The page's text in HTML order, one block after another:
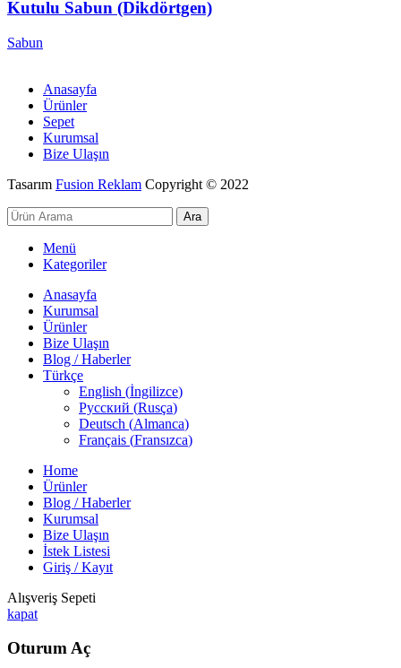
Kutulu Sabun (Dikdörtgen)
Sabun
Anasayfa
Ürünler
Sepet
Kurumsal
Bize Ulaşın
Tasarım Fusion Reklam Copyright © 2022
Ara
Menü
Kategoriler
Anasayfa
Kurumsal
Ürünler
Bize Ulaşın
Blog / Haberler
Türkçe
English (İngilizce)
Русский (Rusça)
Deutsch (Almanca)
Français (Fransızca)
Home
Ürünler
Blog / Haberler
Kurumsal
Bize Ulaşın
İstek Listesi
Giriş / Kayıt
Alışveriş Sepeti
kapat
Oturum Aç